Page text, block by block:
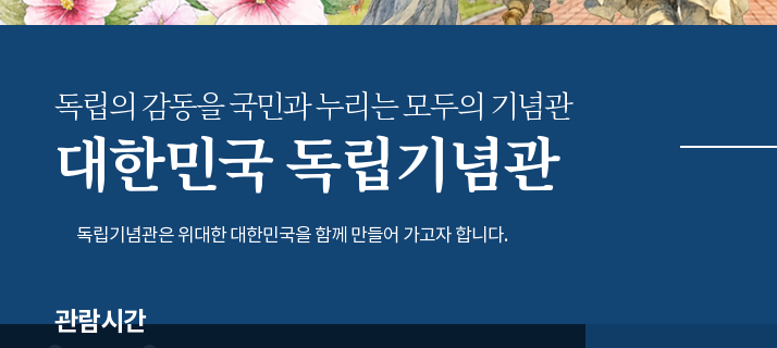
독립의 감동을 국민과 누리는모두의 기념관
대한민국 독립기념관
독립기념관은 위대한 대한민국을 함께 만들어 가고자 합니다.
관람시간